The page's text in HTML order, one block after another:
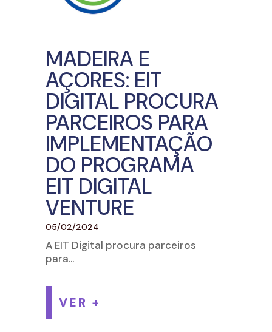
MADEIRA E
AÇORES: EIT
DIGITAL PROCURA
PARCEIROS PARA
IMPLEMENTAÇÃO
DO PROGRAMA
EIT DIGITAL
VENTURE
05/02/2024
A EIT Digital procura parceiros
para...
VER +